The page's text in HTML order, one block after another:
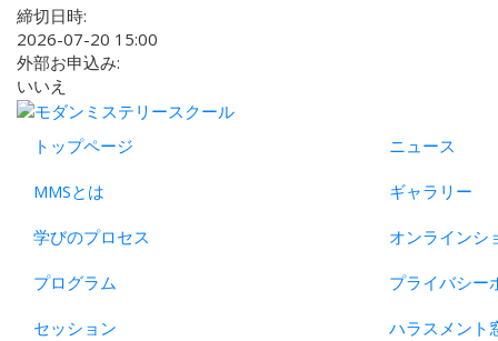
締切日時:
2026-07-20 15:00
外部お申込み:
いいえ
トップページ
MMSとは
学びのプロセス
プログラム
セッション
ニュース
ギャラリー
オンラインシ
プライバシー
ハラスメント